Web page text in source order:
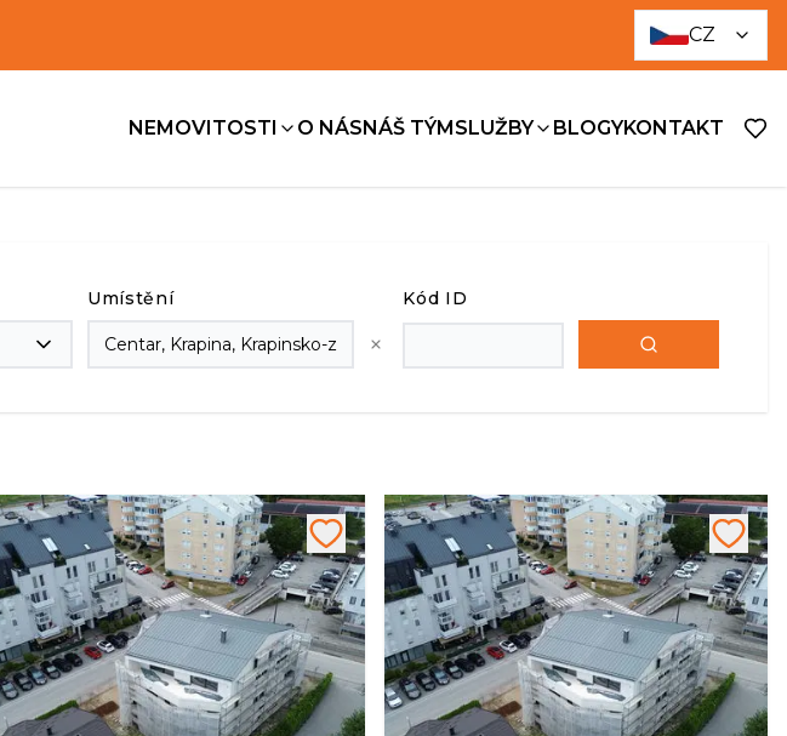
CZ
NEMOVITOSTI O NÁSNÁŠ TÝMSLUŽBY BLOGYKONTAKT
Umístění Kód ID